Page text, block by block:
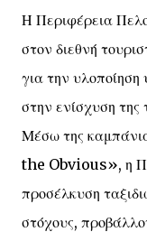
Η Περιφέρεια
στον διεθνή
για την
στην ενίσχυση της
Μέσω της
the Obvious», η
προσέλκυση
στόχους,